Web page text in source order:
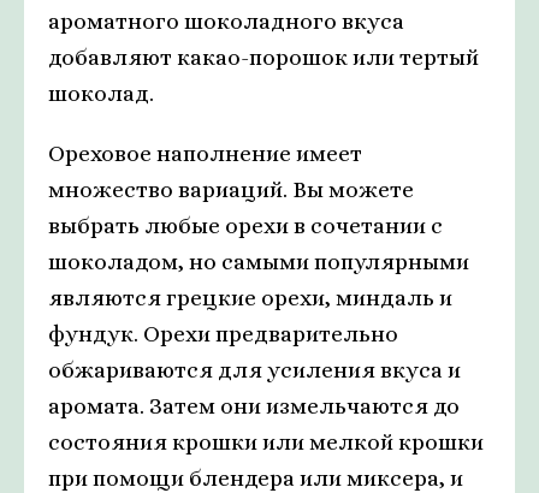
ароматного шоколадного вкуса
добавляют какао-порошок или тертый
шоколад.
Ореховое наполнение имеет
множество вариаций. Вы можете
выбрать любые орехи в сочетании с
шоколадом, но самыми популярными
являются грецкие орехи, миндаль и
фундук. Орехи предварительно
обжариваются для усиления вкуса и
аромата. Затем они измельчаются до
состояния крошки или мелкой крошки
при помощи блендера или миксера, и